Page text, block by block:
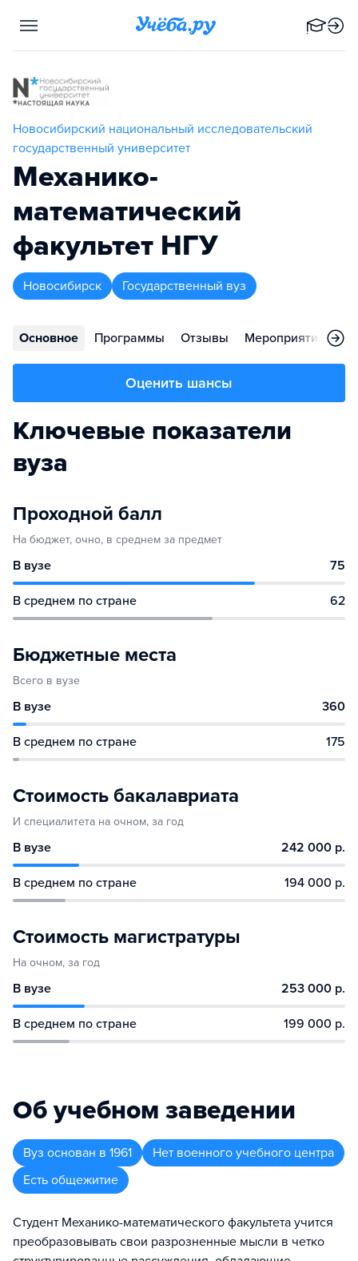
Новосибирский национальный исследовательский
государственный университет
Механико-
математический
факультет НГУ
Новосибирск Государственный вуз
Основное Программы Отзывы Мероприятия
Оценить шансы
Ключевые показатели
вуза
Проходной балл
На бюджет, очно, в среднем за предмет
В вузе 75
В среднем по стране 62
Бюджетные места
Всего в вузе
В вузе 360
В среднем по стране 175
Стоимость бакалавриата
И специалитета на очном, за год
В вузе 242 000 р.
В среднем по стране 194 000 р.
Стоимость магистратуры
На очном, за год
В вузе 253 000 р.
В среднем по стране 199 000 р.
Об учебном заведении
Вуз основан в 1961
Нет военного учебного центра
Есть общежитие
Студент Механико-математического факультета учится
преобразовывать свои разрозненные мысли в четко